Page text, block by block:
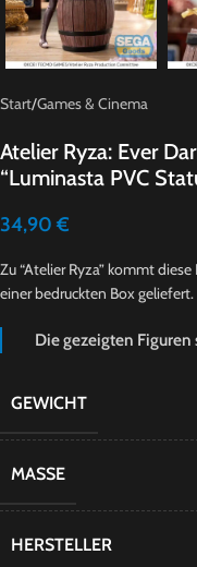
Start/Games & Cinema
Atelier Ryza: Ever
“Luminasta PVC
34,90 €
Zu “Atelier Ryza” kommt
einer bedruckten Box geliefert.
Die gezeigten
GEWICHT
MASSE
HERSTELLER